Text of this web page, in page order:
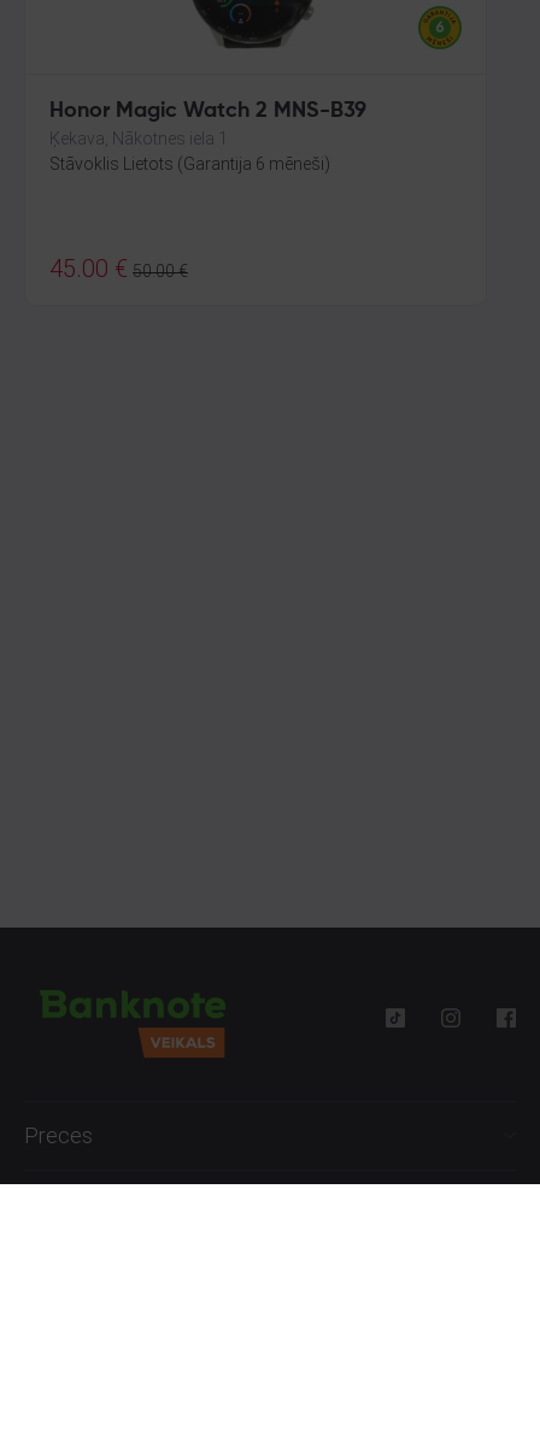
Honor Magic Watch 2 MNS-B39
Ķekava, Nākotnes iela 1
Stāvoklis Lietots (Garantija 6 mēneši)
45.00 € 50.00€
Preces